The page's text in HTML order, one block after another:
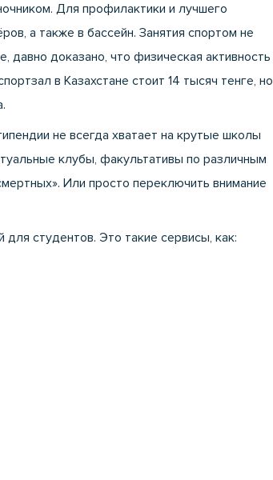
Для профилактики и лучшего
а также в бассейн. Занятия спортом не
доказано, что физическая активность
в Казахстане стоит 14 тысяч тенге, но
не всегда хватает на крутые школы
клубы, факультативы по различным
Или просто переключить внимание
студентов. Это такие сервисы, как: